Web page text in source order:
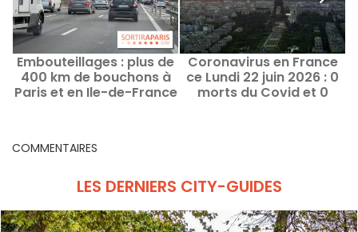
Embouteillages : plus de
400 km de bouchons à
Paris et en Ile-de-France
Coronavirus en France
ce Lundi 22 juin 2026 : 0
morts du Covid et 0
COMMENTAIRES
LES DERNIERS CITY-GUIDES